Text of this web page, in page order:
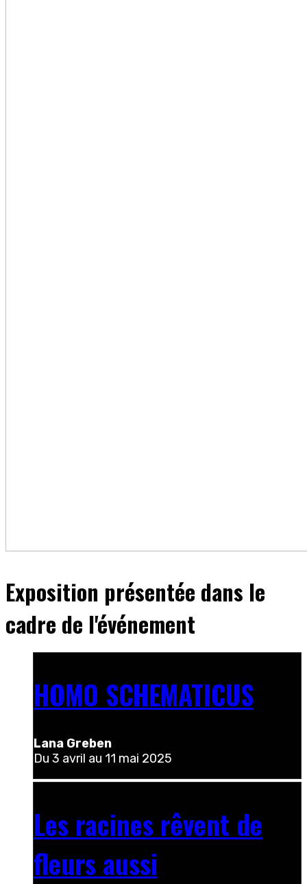
Exposition présentée dans le
cadre de l'événement
HOMO SCHEMATICUS
Lana Greben
Du 3 avril au 11 mai 2025
Les racines rêvent de
fleurs aussi